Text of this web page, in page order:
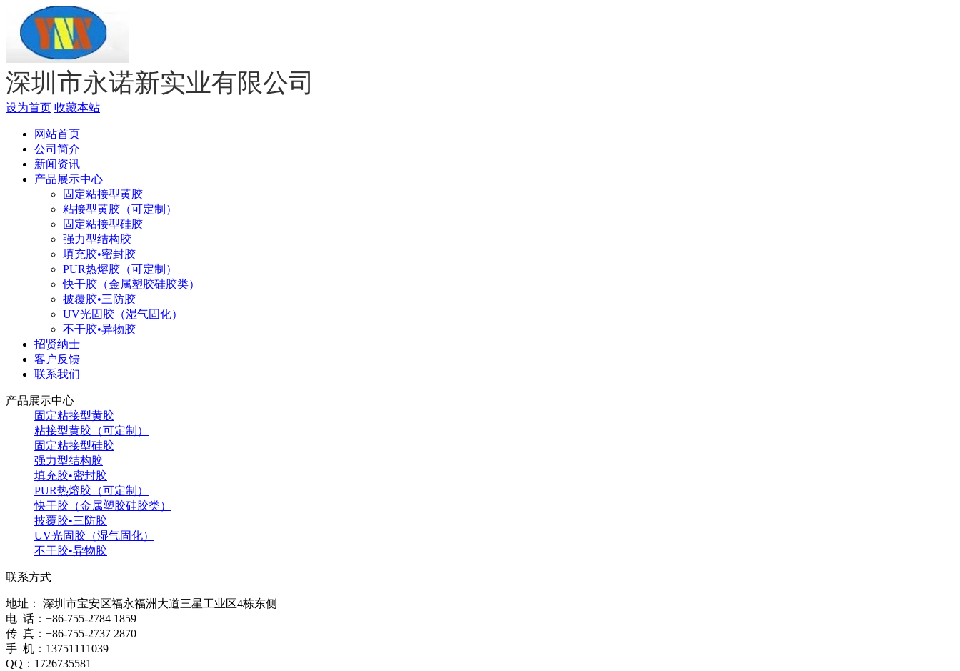
深圳市永诺新实业有限公司
设为首页 收藏本站
网站首页
公司简介
新闻资讯
产品展示中心
固定粘接型黄胶
粘接型黄胶（可定制）
固定粘接型硅胶
强力型结构胶
填充胶•密封胶
PUR热熔胶（可定制）
快干胶（金属塑胶硅胶类）
披覆胶•三防胶
UV光固胶（湿气固化）
不干胶•异物胶
招贤纳士
客户反馈
联系我们
产品展示中心
固定粘接型黄胶
粘接型黄胶（可定制）
固定粘接型硅胶
强力型结构胶
填充胶•密封胶
PUR热熔胶（可定制）
快干胶（金属塑胶硅胶类）
披覆胶•三防胶
UV光固胶（湿气固化）
不干胶•异物胶
联系方式
地址： 深圳市宝安区福永福洲大道三星工业区4栋东侧
电 话：+86-755-2784 1859
传 真：+86-755-2737 2870
手 机：13751111039
QQ：1726735581